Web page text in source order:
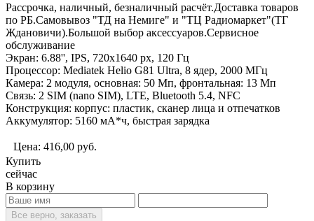
Рассрочка, наличный, безналичный расчёт.Доставка товаров
по РБ.Самовывоз "ТД на Немиге" и "ТЦ Радиомаркет"(ТГ
Ждановичи).Большой выбор аксессуаров.Сервисное
обслуживание
Экран: 6.88'', IPS, 720x1640 px, 120 Гц
Процессор: Mediatek Helio G81 Ultra, 8 ядер, 2000 МГц
Камера: 2 модуля, основная: 50 Мп, фронтальная: 13 Мп
Связь: 2 SIM (nano SIM), LTE, Bluetooth 5.4, NFC
Конструкция: корпус: пластик, сканер лица и отпечатков
Аккумулятор: 5160 мА*ч, быстрая зарядка
Цена: 416,00 руб.
Купить
сейчас
В корзину
Все верно, заказать